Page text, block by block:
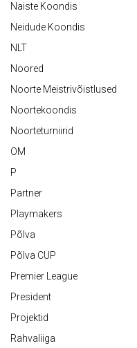
Naiste Koondis
Neidude Koondis
NLT
Noored
Noorte Meistrivõistlused
Noortekoondis
Noorteturniirid
OM
P
Partner
Playmakers
Põlva
Põlva CUP
Premier League
President
Projektid
Rahvaliiga